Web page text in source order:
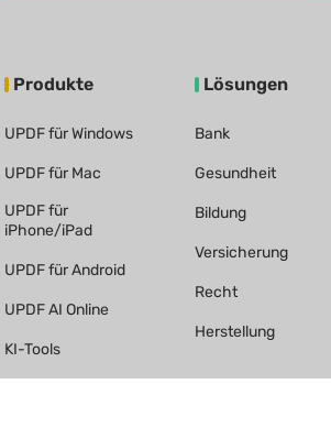
Produkte
UPDF für Windows
UPDF für Mac
UPDF für
iPhone/iPad
UPDF für Android
UPDF AI Online
KI-Tools
Lösungen
Bank
Gesundheit
Bildung
Versicherung
Recht
Herstellung